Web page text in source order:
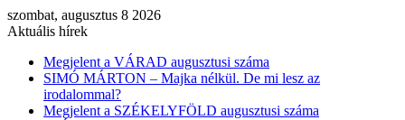
szombat, augusztus 8 2026
Aktuális hírek
Megjelent a VÁRAD augusztusi száma
SIMÓ MÁRTON – Majka nélkül. De mi lesz az
irodalommal?
Megjelent a SZÉKELYFÖLD augusztusi száma